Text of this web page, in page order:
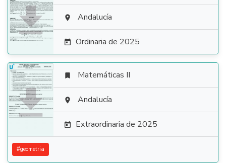
  Andalucía
 Ordinaria de 2025

 Matemáticas II
 Andalucía
 Extraordinaria de 2025
#geometria